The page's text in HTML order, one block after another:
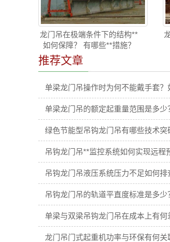
龙门吊在极端条件下的结构**
如何保障？ 有哪些**措施？
推荐文章
单梁龙门吊操作时为何不能戴手套？
单梁龙门吊的额定起重量范围是多少
绿色节能型吊钩龙门吊有哪些技术突
吊钩龙门吊**监控系统如何实现远程
吊钩龙门吊液压系统压力不足如何排
吊钩龙门吊的轨道平直度标准是多少
单梁与双梁吊钩龙门吊在成本上有何
龙门吊门式起重机功率与环保有何关